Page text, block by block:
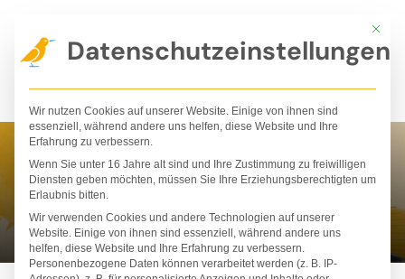
Inhalt
springen
Olha Taran
Mit
Datenschutzeinstellungen
Wir nutzen Cookies auf unserer Website. Einige von ihnen sind
essenziell, während andere uns helfen, diese Website und Ihre
Erfahrung zu verbessern.
Wenn Sie unter 16 Jahre alt sind und Ihre Zustimmung zu freiwilligen
Diensten geben möchten, müssen Sie Ihre Erziehungsberechtigten um
Erlaubnis bitten.
Wir verwenden Cookies und andere Technologien auf unserer
Website. Einige von ihnen sind essenziell, während andere uns
helfen, diese Website und Ihre Erfahrung zu verbessern.
Personenbezogene Daten können verarbeitet werden (z. B. IP-